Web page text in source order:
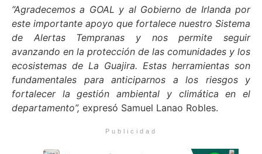
“Agradecemos a GOAL y al Gobierno de Irlanda por
este importante apoyo que fortalece nuestro Sistema
de Alertas Tempranas y nos permite seguir
avanzando en la protección de las comunidades y los
ecosistemas de La Guajira. Estas herramientas son
fundamentales para anticiparnos a los riesgos y
fortalecer la gestión ambiental y climática en el
departamento”, expresó Samuel Lanao Robles.
Publicidad